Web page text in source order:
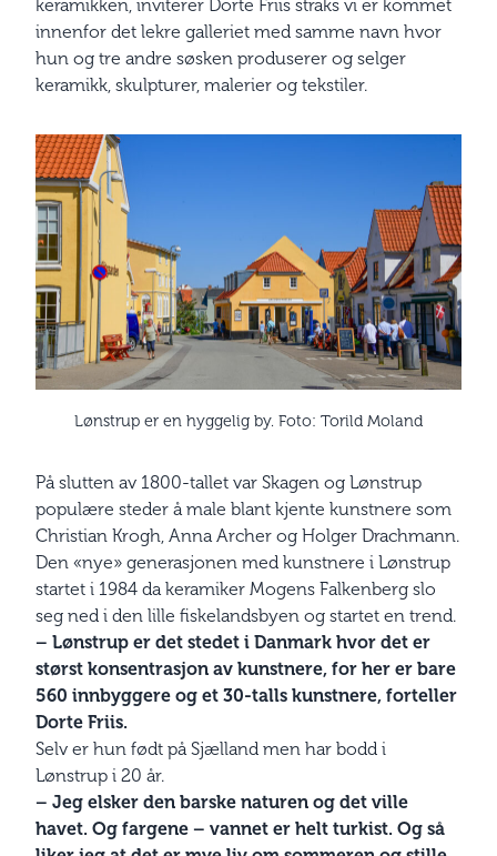
keramikken, inviterer Dorte Friis straks vi er kommet
innenfor det lekre galleriet med samme navn hvor
hun og tre andre søsken produserer og selger
keramikk, skulpturer, malerier og tekstiler.
Lønstrup er en hyggelig by. Foto: Torild Moland
På slutten av 1800-tallet var Skagen og Lønstrup
populære steder å male blant kjente kunstnere som
Christian Krogh, Anna Archer og Holger Drachmann.
Den «nye» generasjonen med kunstnere i Lønstrup
startet i 1984 da keramiker Mogens Falkenberg slo
seg ned i den lille fiskelandsbyen og startet en trend.
– Lønstrup er det stedet i Danmark hvor det er
størst konsentrasjon av kunstnere, for her er bare
560 innbyggere og et 30-talls kunstnere, forteller
Dorte Friis.
Selv er hun født på Sjælland men har bodd i
Lønstrup i 20 år.
– Jeg elsker den barske naturen og det ville
havet. Og fargene – vannet er helt turkist. Og så